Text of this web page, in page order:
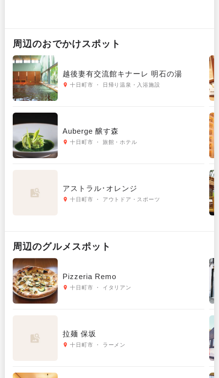
周辺のおでかけスポット
越後妻有交流館キナーレ 明石の湯
十日町市 ・ 日帰り温泉・入浴施設
Auberge 醸す森
十日町市 ・ 旅館・ホテル
アストラル･オレンジ
十日町市 ・ アウトドア・スポーツ
周辺のグルメ スポット
Pizzeria Remo
十日町市 ・ イタリアン
拉麺 保坂
十日町市 ・ ラーメン